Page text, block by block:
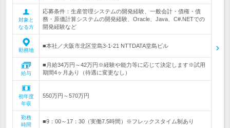
対象と
なる方
応募条件：生産管理システムの開発経験、一般会計・債権・債
務・原価計算システムの開発経験、Oracle、Java、C#.NETでの
開発経験など
勤務地
■本社／大阪市北区堂島3-1-21 NTTDATA堂島ビル
給与
■月給34万円～42万円※経験や能力等に応じて決定します※試用
期間4ヶ月あり（待遇に変更なし）
初年度
年収
550万円～570万円
勤務
時間
■9：00～17：30（実働7.5時間）※フレックスタイム制あり